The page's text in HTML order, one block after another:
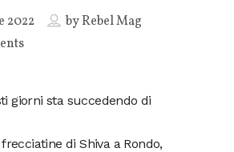
2022 byRebel Mag
giorni sta succedendo di
di Shiva a Rondo,